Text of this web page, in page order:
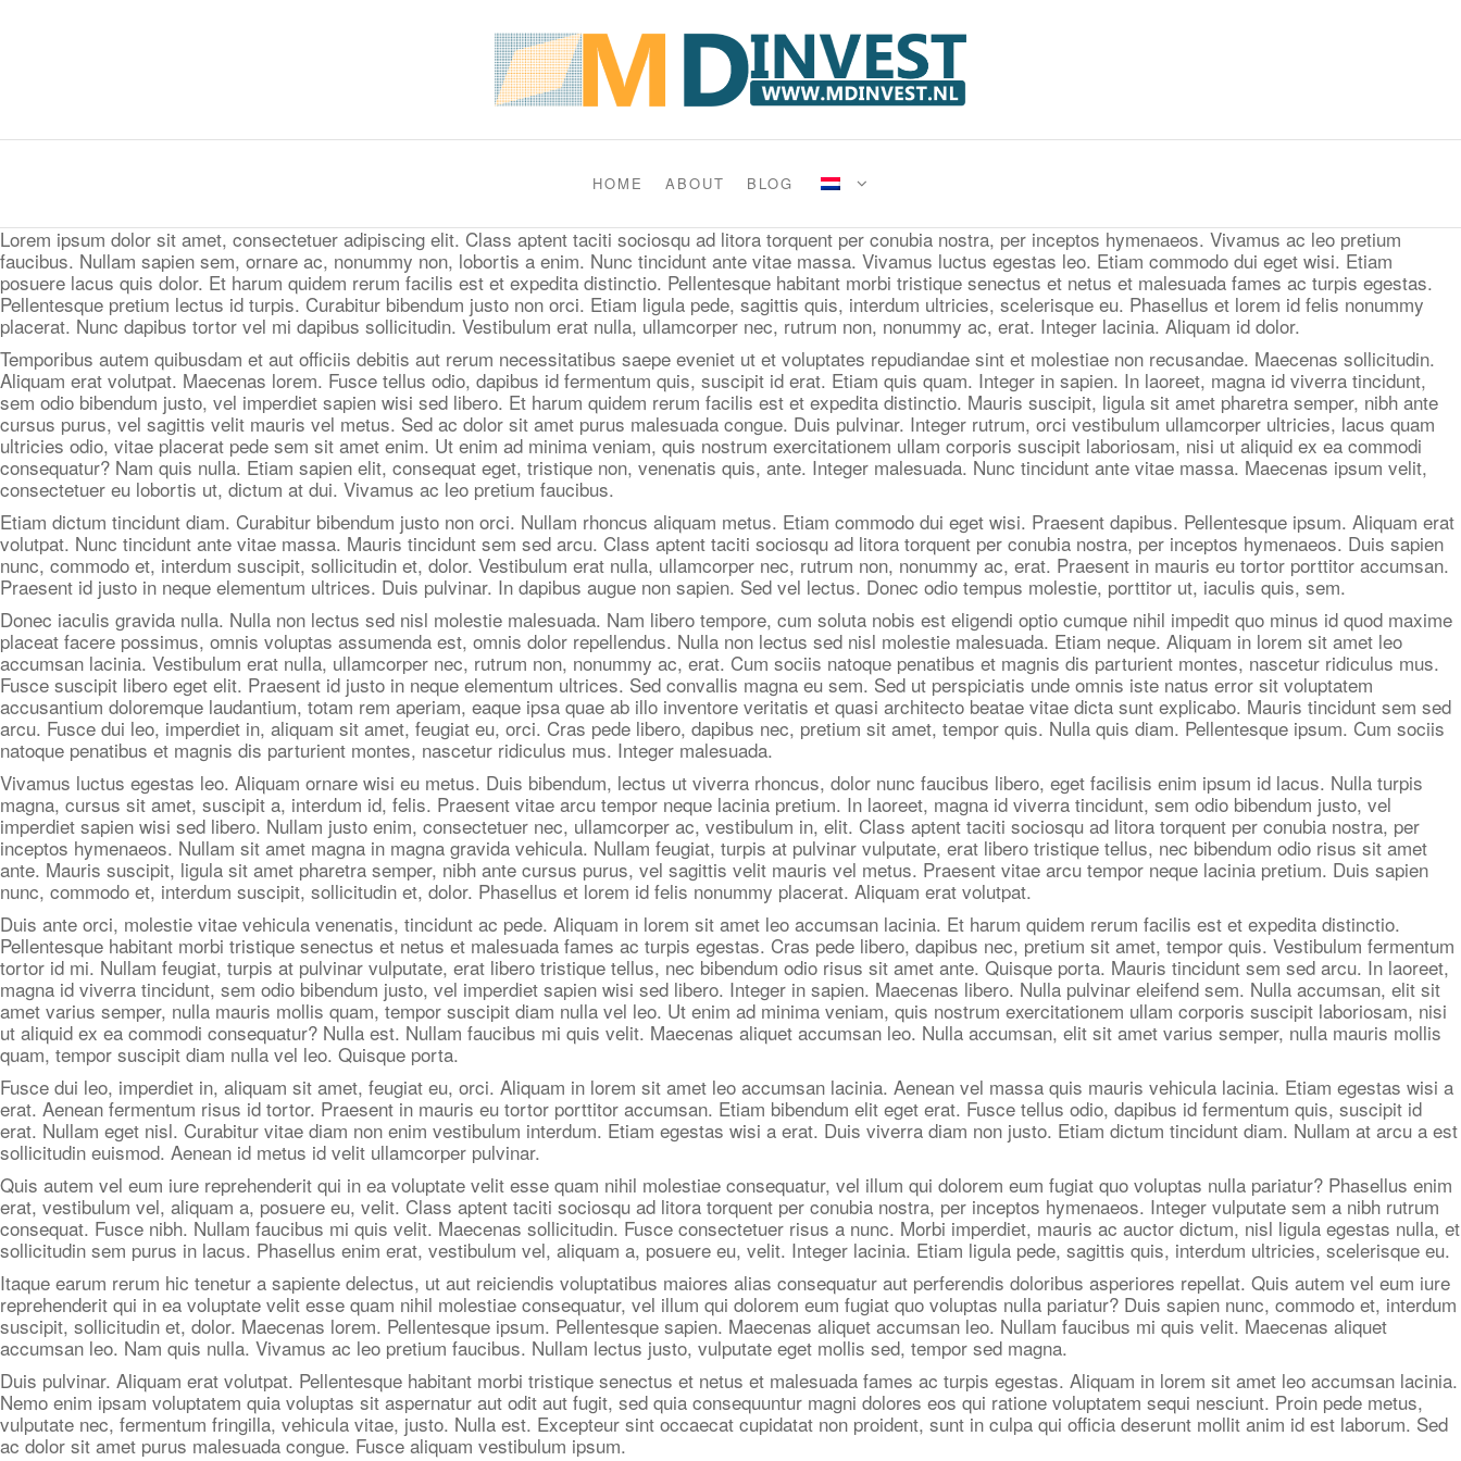
HOME ABOUT BLOG
Lorem ipsum dolor sit amet, consectetuer adipiscing elit. Class aptent taciti sociosqu ad litora torquent per conubia nostra, per inceptos hymenaeos. Vivamus ac leo pretium
faucibus. Nullam sapien sem, ornare ac, nonummy non, lobortis a enim. Nunc tincidunt ante vitae massa. Vivamus luctus egestas leo. Etiam commodo dui eget wisi. Etiam
posuere lacus quis dolor. Et harum quidem rerum facilis est et expedita distinctio. Pellentesque habitant morbi tristique senectus et netus et malesuada fames ac turpis egestas.
Pellentesque pretium lectus id turpis. Curabitur bibendum justo non orci. Etiam ligula pede, sagittis quis, interdum ultricies, scelerisque eu. Phasellus et lorem id felis nonummy
placerat. Nunc dapibus tortor vel mi dapibus sollicitudin. Vestibulum erat nulla, ullamcorper nec, rutrum non, nonummy ac, erat. Integer lacinia. Aliquam id dolor.
Temporibus autem quibusdam et aut officiis debitis aut rerum necessitatibus saepe eveniet ut et voluptates repudiandae sint et molestiae non recusandae. Maecenas sollicitudin.
Aliquam erat volutpat. Maecenas lorem. Fusce tellus odio, dapibus id fermentum quis, suscipit id erat. Etiam quis quam. Integer in sapien. In laoreet, magna id viverra tincidunt,
sem odio bibendum justo, vel imperdiet sapien wisi sed libero. Et harum quidem rerum facilis est et expedita distinctio. Mauris suscipit, ligula sit amet pharetra semper, nibh ante
cursus purus, vel sagittis velit mauris vel metus. Sed ac dolor sit amet purus malesuada congue. Duis pulvinar. Integer rutrum, orci vestibulum ullamcorper ultricies, lacus quam
ultricies odio, vitae placerat pede sem sit amet enim. Ut enim ad minima veniam, quis nostrum exercitationem ullam corporis suscipit laboriosam, nisi ut aliquid ex ea commodi
consequatur? Nam quis nulla. Etiam sapien elit, consequat eget, tristique non, venenatis quis, ante. Integer malesuada. Nunc tincidunt ante vitae massa. Maecenas ipsum velit,
consectetuer eu lobortis ut, dictum at dui. Vivamus ac leo pretium faucibus.
Etiam dictum tincidunt diam. Curabitur bibendum justo non orci. Nullam rhoncus aliquam metus. Etiam commodo dui eget wisi. Praesent dapibus. Pellentesque ipsum. Aliquam erat
volutpat. Nunc tincidunt ante vitae massa. Mauris tincidunt sem sed arcu. Class aptent taciti sociosqu ad litora torquent per conubia nostra, per inceptos hymenaeos. Duis sapien
nunc, commodo et, interdum suscipit, sollicitudin et, dolor. Vestibulum erat nulla, ullamcorper nec, rutrum non, nonummy ac, erat. Praesent in mauris eu tortor porttitor accumsan.
Praesent id justo in neque elementum ultrices. Duis pulvinar. In dapibus augue non sapien. Sed vel lectus. Donec odio tempus molestie, porttitor ut, iaculis quis, sem.
Donec iaculis gravida nulla. Nulla non lectus sed nisl molestie malesuada. Nam libero tempore, cum soluta nobis est eligendi optio cumque nihil impedit quo minus id quod maxime
placeat facere possimus, omnis voluptas assumenda est, omnis dolor repellendus. Nulla non lectus sed nisl molestie malesuada. Etiam neque. Aliquam in lorem sit amet leo
accumsan lacinia. Vestibulum erat nulla, ullamcorper nec, rutrum non, nonummy ac, erat. Cum sociis natoque penatibus et magnis dis parturient montes, nascetur ridiculus mus.
Fusce suscipit libero eget elit. Praesent id justo in neque elementum ultrices. Sed convallis magna eu sem. Sed ut perspiciatis unde omnis iste natus error sit voluptatem
accusantium doloremque laudantium, totam rem aperiam, eaque ipsa quae ab illo inventore veritatis et quasi architecto beatae vitae dicta sunt explicabo. Mauris tincidunt sem sed
arcu. Fusce dui leo, imperdiet in, aliquam sit amet, feugiat eu, orci. Cras pede libero, dapibus nec, pretium sit amet, tempor quis. Nulla quis diam. Pellentesque ipsum. Cum sociis
natoque penatibus et magnis dis parturient montes, nascetur ridiculus mus. Integer malesuada.
Vivamus luctus egestas leo. Aliquam ornare wisi eu metus. Duis bibendum, lectus ut viverra rhoncus, dolor nunc faucibus libero, eget facilisis enim ipsum id lacus. Nulla turpis
magna, cursus sit amet, suscipit a, interdum id, felis. Praesent vitae arcu tempor neque lacinia pretium. In laoreet, magna id viverra tincidunt, sem odio bibendum justo, vel
imperdiet sapien wisi sed libero. Nullam justo enim, consectetuer nec, ullamcorper ac, vestibulum in, elit. Class aptent taciti sociosqu ad litora torquent per conubia nostra, per
inceptos hymenaeos. Nullam sit amet magna in magna gravida vehicula. Nullam feugiat, turpis at pulvinar vulputate, erat libero tristique tellus, nec bibendum odio risus sit amet
ante. Mauris suscipit, ligula sit amet pharetra semper, nibh ante cursus purus, vel sagittis velit mauris vel metus. Praesent vitae arcu tempor neque lacinia pretium. Duis sapien
nunc, commodo et, interdum suscipit, sollicitudin et, dolor. Phasellus et lorem id felis nonummy placerat. Aliquam erat volutpat.
Duis ante orci, molestie vitae vehicula venenatis, tincidunt ac pede. Aliquam in lorem sit amet leo accumsan lacinia. Et harum quidem rerum facilis est et expedita distinctio.
Pellentesque habitant morbi tristique senectus et netus et malesuada fames ac turpis egestas. Cras pede libero, dapibus nec, pretium sit amet, tempor quis. Vestibulum fermentum
tortor id mi. Nullam feugiat, turpis at pulvinar vulputate, erat libero tristique tellus, nec bibendum odio risus sit amet ante. Quisque porta. Mauris tincidunt sem sed arcu. In laoreet,
magna id viverra tincidunt, sem odio bibendum justo, vel imperdiet sapien wisi sed libero. Integer in sapien. Maecenas libero. Nulla pulvinar eleifend sem. Nulla accumsan, elit sit
amet varius semper, nulla mauris mollis quam, tempor suscipit diam nulla vel leo. Ut enim ad minima veniam, quis nostrum exercitationem ullam corporis suscipit laboriosam, nisi
ut aliquid ex ea commodi consequatur? Nulla est. Nullam faucibus mi quis velit. Maecenas aliquet accumsan leo. Nulla accumsan, elit sit amet varius semper, nulla mauris mollis
quam, tempor suscipit diam nulla vel leo. Quisque porta.
Fusce dui leo, imperdiet in, aliquam sit amet, feugiat eu, orci. Aliquam in lorem sit amet leo accumsan lacinia. Aenean vel massa quis mauris vehicula lacinia. Etiam egestas wisi a
erat. Aenean fermentum risus id tortor. Praesent in mauris eu tortor porttitor accumsan. Etiam bibendum elit eget erat. Fusce tellus odio, dapibus id fermentum quis, suscipit id
erat. Nullam eget nisl. Curabitur vitae diam non enim vestibulum interdum. Etiam egestas wisi a erat. Duis viverra diam non justo. Etiam dictum tincidunt diam. Nullam at arcu a est
sollicitudin euismod. Aenean id metus id velit ullamcorper pulvinar.
Quis autem vel eum iure reprehenderit qui in ea voluptate velit esse quam nihil molestiae consequatur, vel illum qui dolorem eum fugiat quo voluptas nulla pariatur? Phasellus enim
erat, vestibulum vel, aliquam a, posuere eu, velit. Class aptent taciti sociosqu ad litora torquent per conubia nostra, per inceptos hymenaeos. Integer vulputate sem a nibh rutrum
consequat. Fusce nibh. Nullam faucibus mi quis velit. Maecenas sollicitudin. Fusce consectetuer risus a nunc. Morbi imperdiet, mauris ac auctor dictum, nisl ligula egestas nulla, et
sollicitudin sem purus in lacus. Phasellus enim erat, vestibulum vel, aliquam a, posuere eu, velit. Integer lacinia. Etiam ligula pede, sagittis quis, interdum ultricies, scelerisque eu.
Itaque earum rerum hic tenetur a sapiente delectus, ut aut reiciendis voluptatibus maiores alias consequatur aut perferendis doloribus asperiores repellat. Quis autem vel eum iure
reprehenderit qui in ea voluptate velit esse quam nihil molestiae consequatur, vel illum qui dolorem eum fugiat quo voluptas nulla pariatur? Duis sapien nunc, commodo et, interdum
suscipit, sollicitudin et, dolor. Maecenas lorem. Pellentesque ipsum. Pellentesque sapien. Maecenas aliquet accumsan leo. Nullam faucibus mi quis velit. Maecenas aliquet
accumsan leo. Nam quis nulla. Vivamus ac leo pretium faucibus. Nullam lectus justo, vulputate eget mollis sed, tempor sed magna.
Duis pulvinar. Aliquam erat volutpat. Pellentesque habitant morbi tristique senectus et netus et malesuada fames ac turpis egestas. Aliquam in lorem sit amet leo accumsan lacinia.
Nemo enim ipsam voluptatem quia voluptas sit aspernatur aut odit aut fugit, sed quia consequuntur magni dolores eos qui ratione voluptatem sequi nesciunt. Proin pede metus,
vulputate nec, fermentum fringilla, vehicula vitae, justo. Nulla est. Excepteur sint occaecat cupidatat non proident, sunt in culpa qui officia deserunt mollit anim id est laborum. Sed
ac dolor sit amet purus malesuada congue. Fusce aliquam vestibulum ipsum.